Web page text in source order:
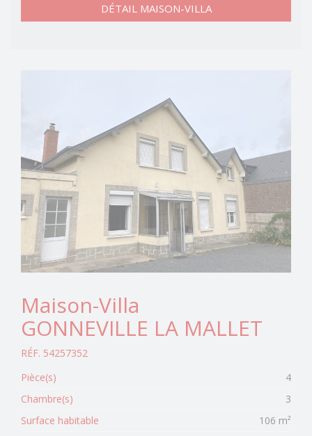
DÉTAIL MAISON-VILLA
Maison-Villa
GONNEVILLE LA MALLET
RÉF. 54257352
Pièce(s)
4
Chambre(s)
3
Surface habitable
106 m²